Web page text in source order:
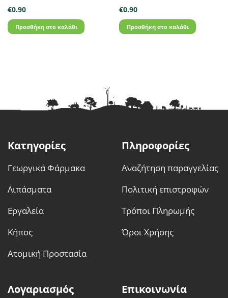
€0.90
Προσθήκη στο καλάθι
€0.90
Προσθήκη στο καλάθι
Κατηγορίες
Γεωργικά Φάρμακα
Λιπάσματα
Εργαλεία
Κήπος
Ατομική Προστασία
Πληροφορίες
Αναζήτηση παραγγελίας
Πολιτική επιστροφών
Τρόποι Πληρωμής
Όροι Χρήσης
Λογαριασμός Επικοινωνία